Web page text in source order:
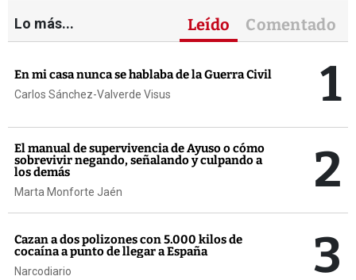
Lo más... Leído Comentado
En mi casa nunca se hablaba de la Guerra Civil
Carlos Sánchez-Valverde Visus 1
El manual de supervivencia de Ayuso o cómo
sobrevivir negando, señalando y culpando a
los demás
Marta Monforte Jaén 2
Cazan a dos polizones con 5.000 kilos de
cocaína a punto de llegar a España
Narcodiario 3